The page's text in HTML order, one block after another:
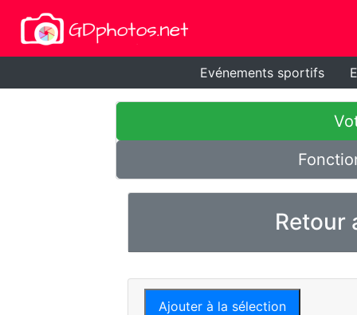
Evénements sportifs
Retour
Ajouter à la sélection